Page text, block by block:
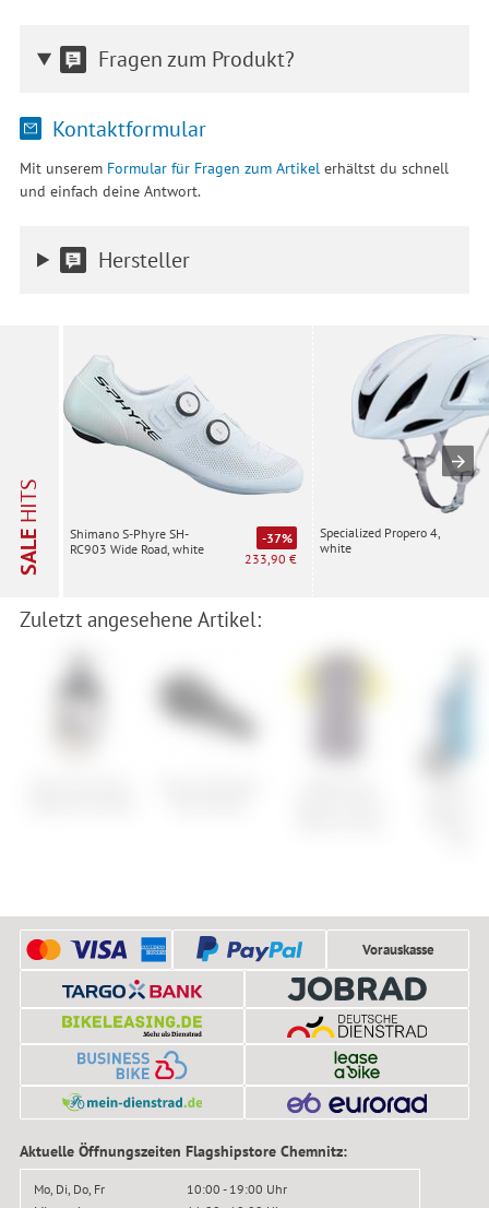
Fragen zum Produkt?
Kontaktformular
Mit unserem Formular für Fragen zum Artikelerhältst du schnell
und einfach deine Antwort.
Hersteller
SALE
HITS
Shimano S-Phyre SH-
RC903 Wide Road, white
-37%
233,90 €
Specialized Propero 4,
white
Zuletzt angesehene Artikel:
Vorauskasse
Aktuelle Öffnungszeiten Flagshipstore Chemnitz:
Mo, Di, Do, Fr
10:00 - 19:00 Uhr